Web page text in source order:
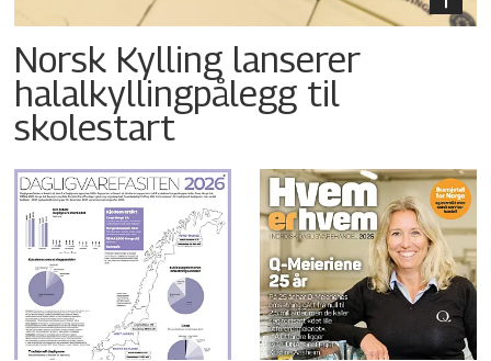
Norsk Kylling lanserer
halalkyllingpålegg til
skolestart